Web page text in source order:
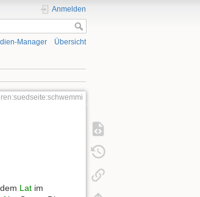
Anmelden
Manager Übersicht
Lat im